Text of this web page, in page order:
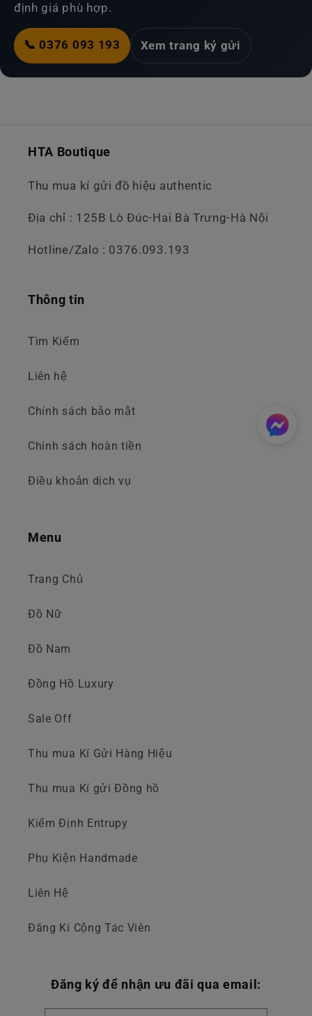
định giá phù hợp.
📞 0376 093 193 Xem trang ký gửi
HTA Boutique
Thu mua kí gửi đồ hiệu authentic
Địa chỉ : 125B Lò Đúc-Hai Bà Trưng-Hà Nội
Hotline/Zalo : 0376.093.193
Thông tin
Tìm Kiếm
Liên hệ
Chính sách bảo mật
Chính sách hoàn tiền
Điều khoản dịch vụ
Menu
Trang Chủ
Đồ Nữ
Đồ Nam
Đồng Hồ Luxury
Sale Off
Thu mua Kí Gửi Hàng Hiệu
Thu mua Kí gửi Đồng hồ
Kiểm Định Entrupy
Phụ Kiện Handmade
Liên Hệ
Đăng Kí Cộng Tác Viên
Đăng ký để nhận ưu đãi qua email: